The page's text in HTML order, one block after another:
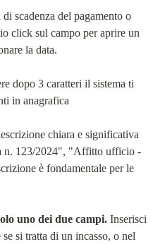
scadenza del pagamento o
click sul campo per aprire un
la data.
dopo 3 caratteri il sistema ti
in anagrafica
chiara e significativa
n. 123/2024", "Affitto ufficio -
è fondamentale per le
uno dei due campi. Inserisci
si tratta di un incasso, o nel